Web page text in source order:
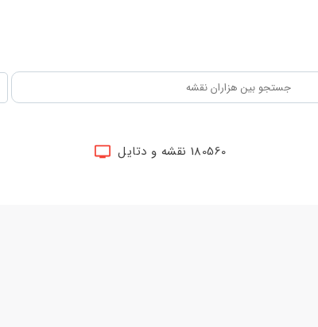
180560 نقشه و دتایل